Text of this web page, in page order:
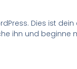
Dies ist dein
ihn und beginne